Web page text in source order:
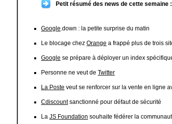
Petit résumé des news de cette semaine :
Google.down : la petite surprise du matin
Le blocage chez Orange a frappé plus de trois
Google se prépare à déployer un index
Personne ne veut de Twitter
La Poste veut se renforcer sur la vente en ligne
Cdiscountsanctionné pour défaut de sécurité
La JS Foundation souhaite fédérer la